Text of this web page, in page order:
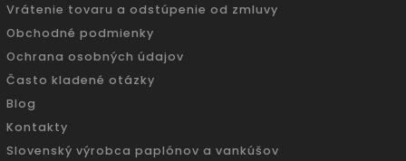
Vrátenie tovaru a odstúpenie od zmluvy
Obchodné podmienky
Ochrana osobných údajov
Často kladené otázky
Blog
Kontakty
Slovenský výrobca paplónov a vankúšov